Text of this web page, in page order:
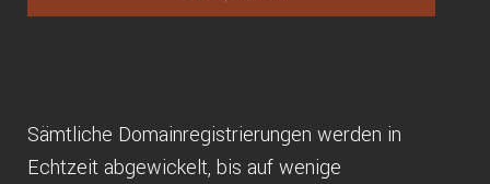
Sämtliche Domainregistrierungen werden in
Echtzeit abgewickelt, bis auf wenige